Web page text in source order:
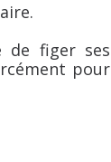
de figer ses
pour